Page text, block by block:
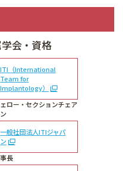
会・資格
ITI（International
Team for
Implantology）
ロー・セクションチェア
一般社団法人ITIジャパ
ン
長